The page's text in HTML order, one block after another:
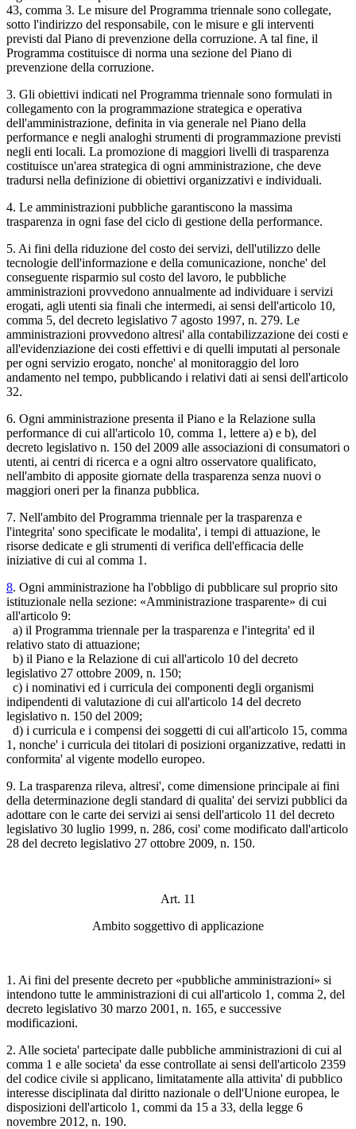
43, comma 3. Le misure del Programma triennale sono collegate,
sotto l'indirizzo del responsabile, con le misure e gli interventi
previsti dal Piano di prevenzione della corruzione. A tal fine, il
Programma costituisce di norma una sezione del Piano di
prevenzione della corruzione.
3. Gli obiettivi indicati nel Programma triennale sono formulati in
collegamento con la programmazione strategica e operativa
dell'amministrazione, definita in via generale nel Piano della
performance e negli analoghi strumenti di programmazione previsti
negli enti locali. La promozione di maggiori livelli di trasparenza
costituisce un'area strategica di ogni amministrazione, che deve
tradursi nella definizione di obiettivi organizzativi e individuali.
4. Le amministrazioni pubbliche garantiscono la massima
trasparenza in ogni fase del ciclo di gestione della performance.
5. Ai fini della riduzione del costo dei servizi, dell'utilizzo delle
tecnologie dell'informazione e della comunicazione, nonche' del
conseguente risparmio sul costo del lavoro, le pubbliche
amministrazioni provvedono annualmente ad individuare i servizi
erogati, agli utenti sia finali che intermedi, ai sensi dell'articolo 10,
comma 5, del decreto legislativo 7 agosto 1997, n. 279. Le
amministrazioni provvedono altresi' alla contabilizzazione dei costi e
all'evidenziazione dei costi effettivi e di quelli imputati al personale
per ogni servizio erogato, nonche' al monitoraggio del loro
andamento nel tempo, pubblicando i relativi dati ai sensi dell'articolo
32.
6. Ogni amministrazione presenta il Piano e la Relazione sulla
performance di cui all'articolo 10, comma 1, lettere a) e b), del
decreto legislativo n. 150 del 2009 alle associazioni di consumatori o
utenti, ai centri di ricerca e a ogni altro osservatore qualificato,
nell'ambito di apposite giornate della trasparenza senza nuovi o
maggiori oneri per la finanza pubblica.
7. Nell'ambito del Programma triennale per la trasparenza e
l'integrita' sono specificate le modalita', i tempi di attuazione, le
risorse dedicate e gli strumenti di verifica dell'efficacia delle
iniziative di cui al comma 1.
8. Ogni amministrazione ha l'obbligo di pubblicare sul proprio sito
istituzionale nella sezione: «Amministrazione trasparente» di cui
all'articolo 9:
a) il Programma triennale per la trasparenza e l'integrita' ed il
relativo stato di attuazione;
b) il Piano e la Relazione di cui all'articolo 10 del decreto
legislativo 27 ottobre 2009, n. 150;
c) i nominativi ed i curricula dei componenti degli organismi
indipendenti di valutazione di cui all'articolo 14 del decreto
legislativo n. 150 del 2009;
d) i curricula e i compensi dei soggetti di cui all'articolo 15, comma
1, nonche' i curricula dei titolari di posizioni organizzative, redatti in
conformita' al vigente modello europeo.
9. La trasparenza rileva, altresi', come dimensione principale ai fini
della determinazione degli standard di qualita' dei servizi pubblici da
adottare con le carte dei servizi ai sensi dell'articolo 11 del decreto
legislativo 30 luglio 1999, n. 286, cosi' come modificato dall'articolo
28 del decreto legislativo 27 ottobre 2009, n. 150.
Art. 11
Ambito soggettivo di applicazione
1. Ai fini del presente decreto per «pubbliche amministrazioni» si
intendono tutte le amministrazioni di cui all'articolo 1, comma 2, del
decreto legislativo 30 marzo 2001, n. 165, e successive
modificazioni.
2. Alle societa' partecipate dalle pubbliche amministrazioni di cui al
comma 1 e alle societa' da esse controllate ai sensi dell'articolo 2359
del codice civile si applicano, limitatamente alla attivita' di pubblico
interesse disciplinata dal diritto nazionale o dell'Unione europea, le
disposizioni dell'articolo 1, commi da 15 a 33, della legge 6
novembre 2012, n. 190.